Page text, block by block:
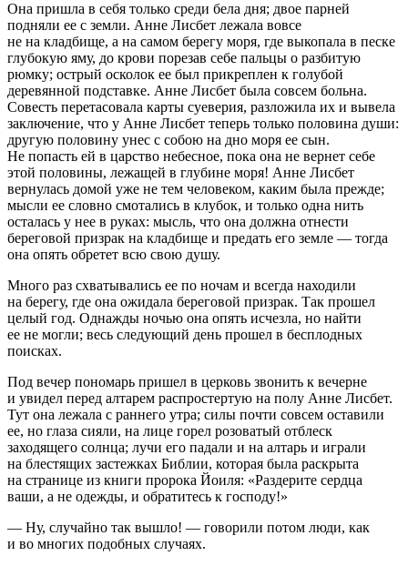
Она пришла в себя только среди бела дня; двое парней
подняли ее с земли. Анне Лисбет лежала вовсе
не на кладбище, а на самом берегу моря, где выкопала в песке
глубокую яму, до крови порезав себе пальцы о разбитую
рюмку; острый осколок ее был прикреплен к голубой
деревянной подставке. Анне Лисбет была совсем больна.
Совесть перетасовала карты суеверия, разложила их и вывела
заключение, что у Анне Лисбет теперь только половина души:
другую половину унес с собою на дно моря ее сын.
Не попасть ей в царство небесное, пока она не вернет себе
этой половины, лежащей в глубине моря! Анне Лисбет
вернулась домой уже не тем человеком, каким была прежде;
мысли ее словно смотались в клубок, и только одна нить
осталась у нее в руках: мысль, что она должна отнести
береговой призрак на кладбище и предать его земле — тогда
она опять обретет всю свою душу.
Много раз схватывались ее по ночам и всегда находили
на берегу, где она ожидала береговой призрак. Так прошел
целый год. Однажды ночью она опять исчезла, но найти
ее не могли; весь следующий день прошел в бесплодных
поисках.
Под вечер пономарь пришел в церковь звонить к вечерне
и увидел перед алтарем распростертую на полу Анне Лисбет.
Тут она лежала с раннего утра; силы почти совсем оставили
ее, но глаза сияли, на лице горел розоватый отблеск
заходящего солнца; лучи его падали и на алтарь и играли
на блестящих застежках Библии, которая была раскрыта
на странице из книги пророка Йоиля: «Раздерите сердца
ваши, а не одежды, и обратитесь к господу!»
— Ну, случайно так вышло! — говорили потом люди, как
и во многих подобных случаях.